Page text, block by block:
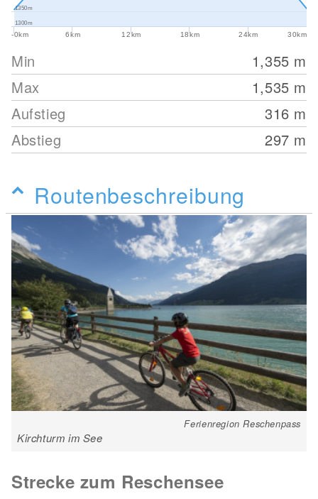
-0km 6km 12km 18km 24km 30km
1300m
1350m
Min 1,355 m
Max
1,535 m
Aufstieg
316 m
Abstieg
297 m
Routenbeschreibung
Ferienregion Reschenpass
Kirchturm im See
Strecke zum Reschensee